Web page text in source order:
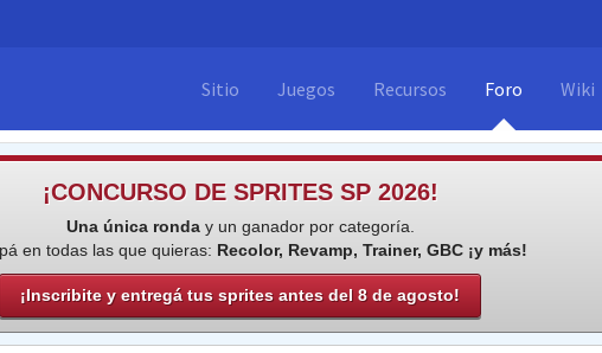
Sitio Juegos Recursos Foro Wiki
¡CONCURSO DE SPRITES SP 2026!
Una única ronday un ganador por categoría.
en todas las que quieras: Recolor, Revamp, Trainer, GBC ¡y más!
¡Inscribite y entregá tus sprites antes del 8 de agosto!